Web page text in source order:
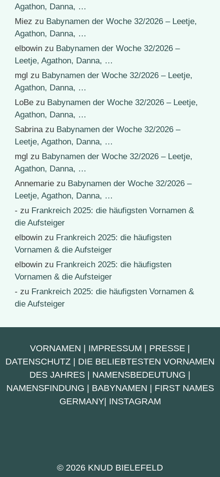
Agathon, Danna, …
Miez zu Babynamen der Woche 32/2026 – Leetje,
Agathon, Danna, …
elbowin zu Babynamen der Woche 32/2026 –
Leetje, Agathon, Danna, …
mgl zu Babynamen der Woche 32/2026 – Leetje,
Agathon, Danna, …
LoBe zu Babynamen der Woche 32/2026 – Leetje,
Agathon, Danna, …
Sabrinazu Babynamen der Woche 32/2026 –
Leetje, Agathon, Danna, …
mgl zu Babynamen der Woche 32/2026 – Leetje,
Agathon, Danna, …
Annemarie zu Babynamen der Woche 32/2026 –
Leetje, Agathon, Danna, …
- zu Frankreich 2025: die häufigsten Vornamen &
die Aufsteiger
elbowin zu Frankreich 2025: die häufigsten
Vornamen & die Aufsteiger
elbowin zu Frankreich 2025: die häufigsten
Vornamen & die Aufsteiger
- zu Frankreich 2025: die häufigsten Vornamen &
die Aufsteiger
VORNAMEN IMPRESSUM PRESSE
DATENSCHUTZ
DIE BELIEBTESTEN VORNAMEN
DES JAHRES
NAMENSBEDEUTUNG
NAMENSFINDUNG
BABYNAMEN
FIRST NAMES
GERMANY| INSTAGRAM
© 2026 KNUD BIELEFELD